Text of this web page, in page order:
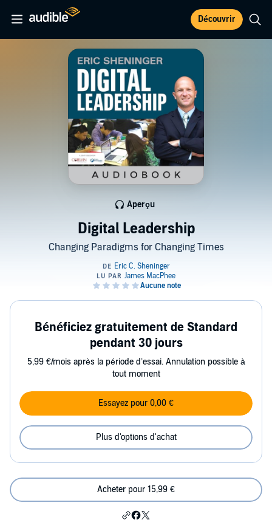
Découvrir
Digital Leadership
Changing Paradigms for Changing Times
Aperçu
Bénéficiez gratuitement de Standard
pendant 30 jours
5,99 €/mois après la période d’essai. Annulation possible à
tout moment
Essayez pour 0,00 €
Plus d'options d'achat
Acheter pour 15,99 €